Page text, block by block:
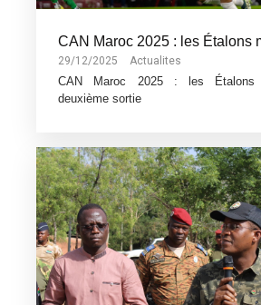
29/12/2025 Actualites
CAN Maroc 2025 : les Étalons
deuxième sortie